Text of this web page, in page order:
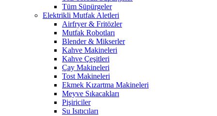
Tüm Süpürgeler
Elektrikli Mutfak Aletleri
Airfryer & Fritözler
Mutfak Robotları
Blender & Mikserler
Kahve Makineleri
Kahve Çeşitleri
Çay Makineleri
Tost Makineleri
Ekmek Kızartma Makineleri
Meyve Sıkacakları
Pişiriciler
Su Isıtıcıları